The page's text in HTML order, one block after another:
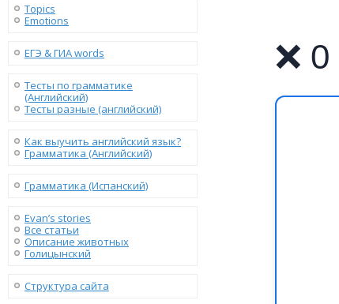
Topics
Emotions
ЕГЭ & ГИА words
Тесты по грамматике
(Английский)
Тесты разные (английский)
Как выучить английский язык?
Грамматика (Английский)
Грамматика (Испанский)
Evan’s stories
Все статьи
Описание животных
Голицынский
Структура сайта